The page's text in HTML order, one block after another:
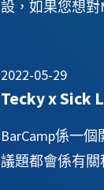
設，如果您想對
Tecky x Sick
2022-05-29
BarCamp係一
議題都會係有